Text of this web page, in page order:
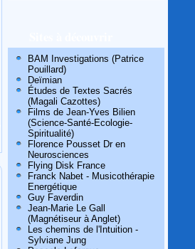
BAM Investigations (Patrice
Pouillard)
Deïmian
Études de Textes Sacrés
(Magali Cazottes)
Films de Jean-Yves Bilien
(Science-Santé-Ecologie-
Spiritualité)
Florence Pousset Dr en
Neurosciences
Flying Disk France
Franck Nabet - Musicothérapie
Energétique
Guy Faverdin
Jean-Marie Le Gall
(Magnétiseur à Anglet)
Les chemins de l'Intuition -
Sylviane Jung